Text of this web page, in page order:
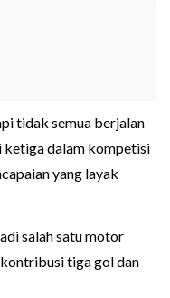
tidak semua berjalan
ketiga dalam kompetisi
yang layak
salah satu motor
tiga gol dan